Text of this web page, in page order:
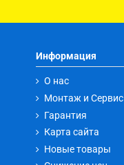
Информация
О нас
Монтаж и Сервис
Гарантия
Карта сайта
Новые товары